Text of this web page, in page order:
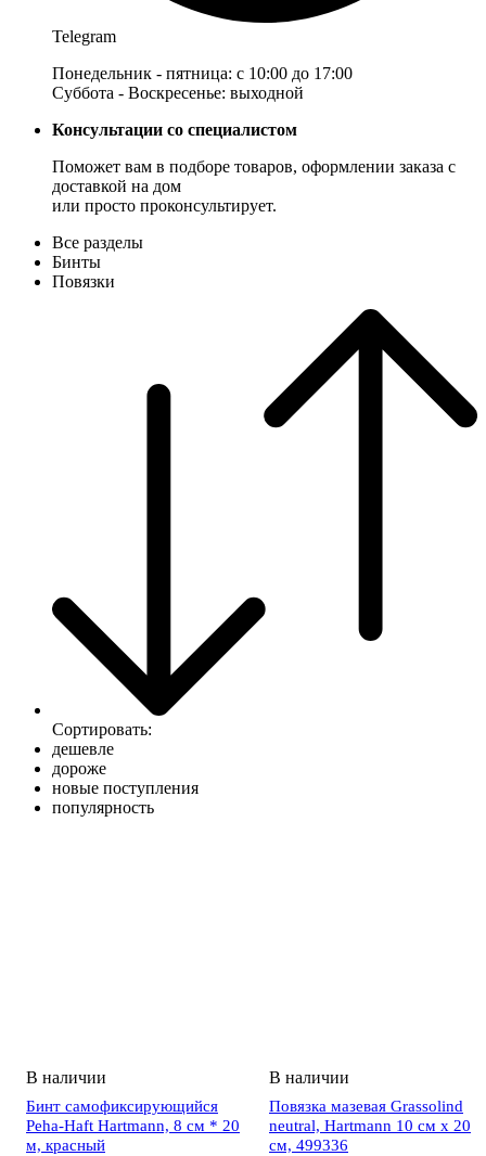
Telegram
Понедельник - пятница: с 10:00 до 17:00
Суббота - Воскресенье: выходной
Консультации со специалистом
Поможет вам в подборе товаров, оформлении заказа с
доставкой на дом
или просто проконсультирует.
Все разделы
Бинты
Повязки
Сортировать:
дешевле
дороже
новые поступления
популярность
Бинт самофиксирующийся
Peha-Haft Hartmann, 8 см * 20
м, красный
Повязка мазевая Grassolind
neutral, Hartmann 10 см х 20
см, 499336